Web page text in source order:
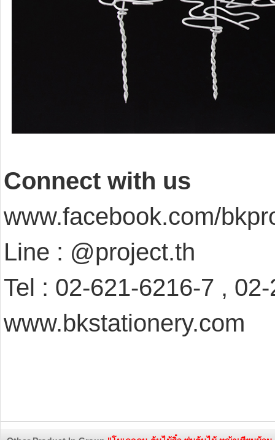
Connect with us
www.facebook.com/
Line : @project.th
Tel : 02-621-6216-7 ,
www.bkstationery.com